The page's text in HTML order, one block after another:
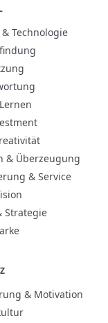
Technologie
& Überzeugung
& Service
Strategie
& Motivation